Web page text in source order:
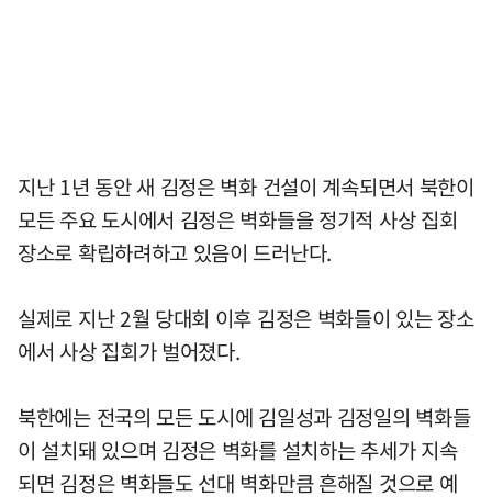
지난 1년 동안 새 김정은 벽화 건설이 계속되면서 북한이
모든 주요 도시에서 김정은 벽화들을 정기적 사상 집회
장소로 확립하려하고 있음이 드러난다.
실제로 지난 2월 당대회 이후 김정은 벽화들이 있는 장소
에서 사상 집회가 벌어졌다.
북한에는 전국의 모든 도시에 김일성과 김정일의 벽화들
이 설치돼 있으며 김정은 벽화를 설치하는 추세가 지속
되면 김정은 벽화들도 선대 벽화만큼 흔해질 것으로 예